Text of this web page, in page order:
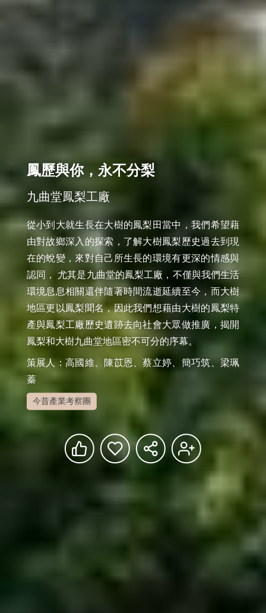
鳳歷與你，永不分梨
九曲堂鳳梨工廠
從小到大就生長在大樹的鳳梨田當中，我們希望藉
由對故鄉深入的探索，了解大樹鳳梨歷史過去到現
在的蛻變，來對自己所生長的環境有更深的情感與
認同， 尤其是九曲堂的鳳梨工廠，不僅與我們生活
環境息息相關還伴隨著時間流逝延續至今，而大樹
地區更以鳳梨聞名，因此我們想藉由大樹的鳳梨特
產與鳳梨工廠歷史遺跡去向社會大眾做推廣，揭開
鳳梨和大樹九曲堂地區密不可分的序幕。
策展人：高國維、陳苡恩、蔡立婷、簡巧筑、梁珮
蓁
今昔產業考察團